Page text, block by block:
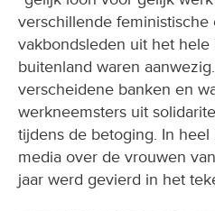
verschillende feministische
vakbondsleden uit het
buitenland waren
verscheidene banken en
werkneemsters uit
tijdens de betoging. In heel
media over de vrouwen
jaar werd gevierd in het